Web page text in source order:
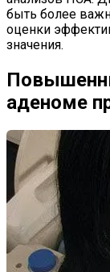
быть более
оценки
значения.
аденоме